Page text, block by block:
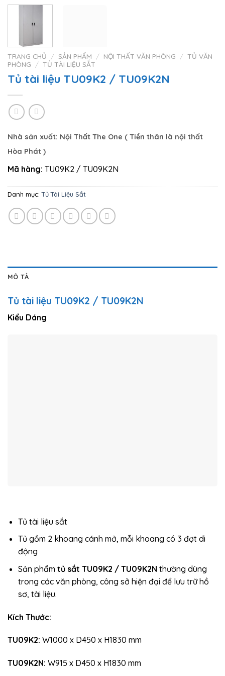
TRANG CHỦ / SẢN PHẨM / NỘI THẤT VĂN PHÒNG / TỦ VĂN
PHÒNG / TỦ TÀI LIỆU SẮT
Tủ tài liệu TU09K2 / TU09K2N
Nhà sản xuất: Nội Thất The One ( Tiền thân là nội thất
Hòa Phát )
Mã hàng: TU09K2 / TU09K2N
Danh mục:Tủ Tài Liệu Sắt
MÔ TẢ
Tủ tài liệu TU09K2 / TU09K2N
Kiểu Dáng
Tủ tài liệu sắt
Tủ gồm 2 khoang cánh mở, mỗi khoang có 3 đợt di
động
Sản phẩm tủ sắt TU09K2 / TU09K2N thường dùng
trong các văn phòng, công sở hiện đại để lưu trữ hồ
sơ, tài liệu.
Kích Thước:
TU09K2: W1000 x D450 x H1830 mm
TU09K2N: W915 x D450 x H1830 mm